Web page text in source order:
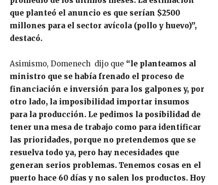
que planteó el anuncio es que serían $2500
millones para el sector avícola (pollo y huevo)”,
destacó.
Asimismo, Domenech dijo que “le planteamos al
ministro que se había frenado el proceso de
financiación e inversión para los galpones y, por
otro lado, la imposibilidad importar insumos
para la producción. Le pedimos la posibilidad de
tener una mesa de trabajo como para identificar
las prioridades, porque no pretendemos que se
resuelva todo ya, pero hay necesidades que
generan serios problemas. Tenemos cosas en el
puerto hace 60 días y no salen los productos. Hoy